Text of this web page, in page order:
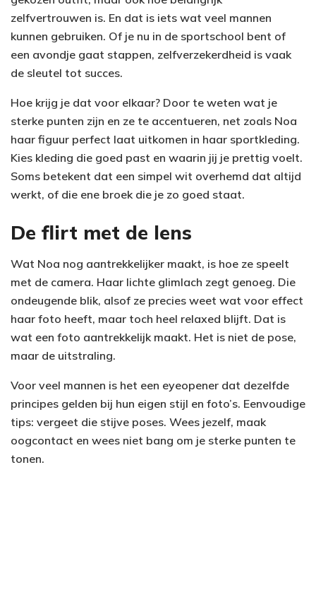
zelfvertrouwen is. En dat is iets wat veel mannen
kunnen gebruiken. Of je nu in de sportschool bent of
een avondje gaat stappen, zelfverzekerdheid is vaak
de sleutel tot succes.
Hoe krijg je dat voor elkaar? Door te weten wat je
sterke punten zijn en ze te accentueren, net zoals Noa
haar figuur perfect laat uitkomen in haar sportkleding.
Kies kleding die goed past en waarin jij je prettig voelt.
Soms betekent dat een simpel wit overhemd dat altijd
werkt, of die ene broek die je zo goed staat.
De flirt met de lens
Wat Noa nog aantrekkelijker maakt, is hoe ze speelt
met de camera. Haar lichte glimlach zegt genoeg. Die
ondeugende blik, alsof ze precies weet wat voor effect
haar foto heeft, maar toch heel relaxed blijft. Dat is
wat een foto aantrekkelijk maakt. Het is niet de pose,
maar de uitstraling.
Voor veel mannen is het een eyeopener dat dezelfde
principes gelden bij hun eigen stijl en foto’s. Eenvoudige
tips: vergeet die stijve poses. Wees jezelf, maak
oogcontact en wees niet bang om je sterke punten te
tonen.